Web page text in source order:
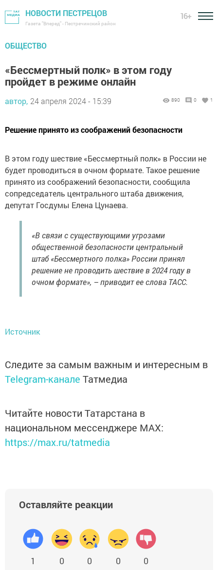
НОВОСТИ ПЕСТРЕЦОВ
Газета "Вперед" - Пестречинский район
16+
ОБЩЕСТВО
«Бессмертный полк» в этом году
пройдет в режиме онлайн
автор, 24 апреля 2024 - 15:39 890 0 1
Решение принято из соображений безопасности
В этом году шествие «Бессмертный полк» в России не
будет проводиться в очном формате. Такое решение
принято из соображений безопасности, сообщила
сопредседатель центрального штаба движения,
депутат Госдумы Елена Цунаева.
«В связи с существующими угрозами
общественной безопасности центральный
штаб «Бессмертного полка» России принял
решение не проводить шествие в 2024 году в
очном формате», – приводит ее слова ТАСС.
Источник
Следите за самым важным и интересным в
Telegram-канале Татмедиа
Читайте новости Татарстана в
национальном мессенджере MАХ:
https://max.ru/tatmedia
Оставляйте реакции
1 0 0 0 0